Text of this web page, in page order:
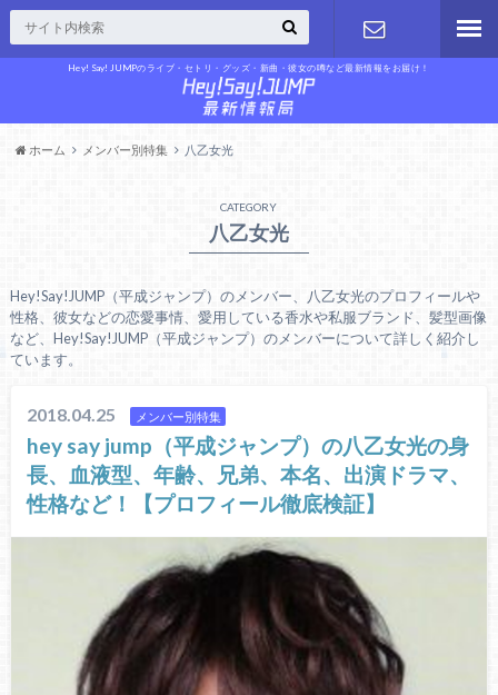
Hey! Say! JUMPのライブ・セトリ・グッズ・新曲・彼女の噂など最新情報をお届け！
ホーム メンバー別特集 八乙女光
CATEGORY
八乙女光
Hey!Say!JUMP（平成ジャンプ）のメンバー、八乙女光のプロフィールや
性格、彼女などの恋愛事情、愛用している香水や私服ブランド、髪型画像
など、Hey!Say!JUMP（平成ジャンプ）のメンバーについて詳しく紹介し
ています。
2018.04.25 メンバー別特集
hey say jump（平成ジャンプ）の八乙女光の身
長、血液型、年齢、兄弟、本名、出演ドラマ、
性格など！【プロフィール徹底検証】